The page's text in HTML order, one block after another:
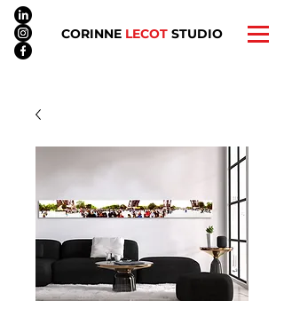
CORINNE LECOTSTUDIO